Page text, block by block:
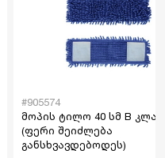
#905574
მოპის ტილო 40 სმ B
(ფერი შეიძლება
განსხვავდებოდეს)